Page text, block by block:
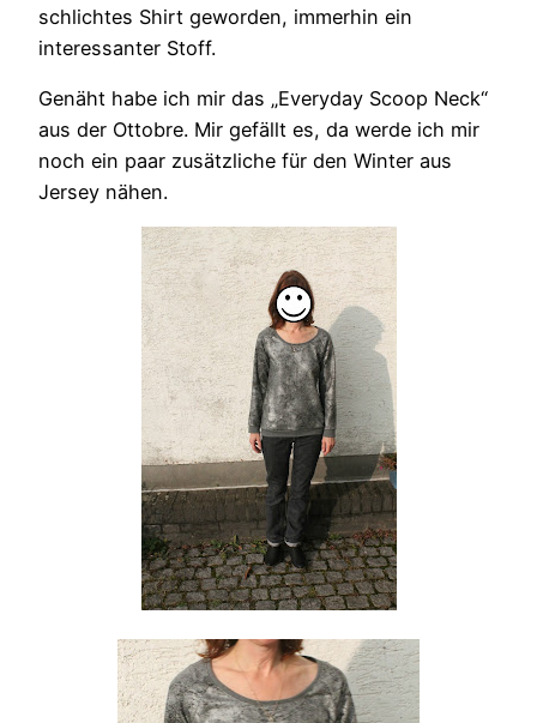
schlichtes Shirt geworden, immerhin ein
interessanter Stoff.
Genäht habe ich mir das „Everyday Scoop Neck“
aus der Ottobre. Mir gefällt es, da werde ich mir
noch ein paar zusätzliche für den Winter aus
Jersey nähen.